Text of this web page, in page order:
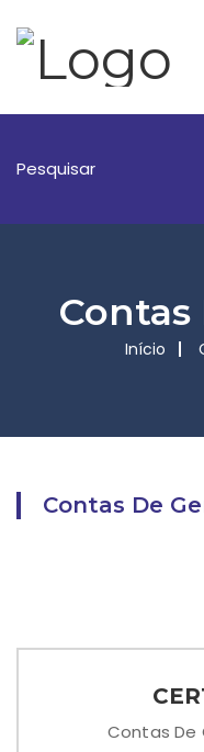
Contas
Início
Contas De
Contas De